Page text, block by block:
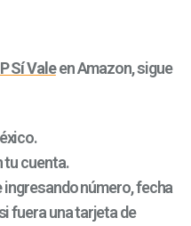
Sí Valeen Amazon, sigue
tu cuenta.
ingresando número, fecha
fuera una tarjeta de